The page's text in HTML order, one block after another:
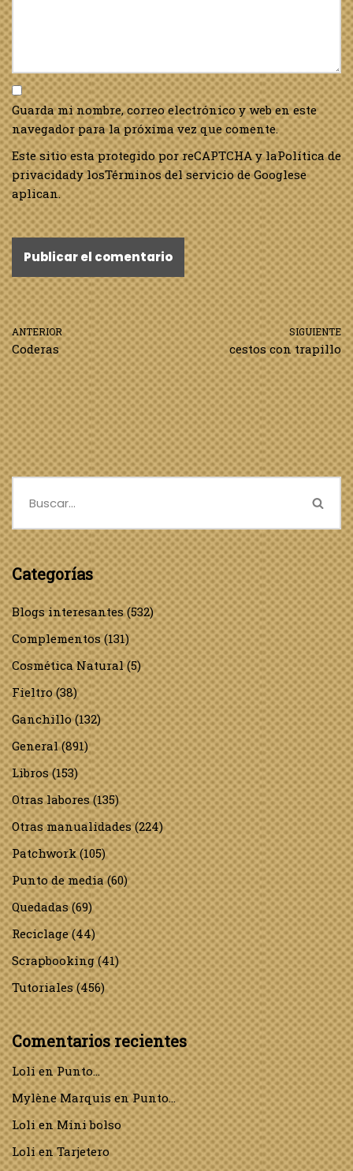
Guarda mi nombre, correo electrónico y web en este
navegador para la próxima vez que comente.
Este sitio esta protegido por reCAPTCHA y laPolítica de
privacidady losTérminos del servicio de Googlese
aplican.
ANTERIOR
Coderas
SIGUIENTE
cestos con trapillo
Categorías
Blogs interesantes(532)
Complementos(131)
Cosmética Natural(5)
Fieltro(38)
Ganchillo(132)
General(891)
Libros(153)
Otras labores(135)
Otras manualidades(224)
Patchwork(105)
Punto de media(60)
Quedadas(69)
Reciclage(44)
Scrapbooking(41)
Tutoriales(456)
Comentarios recientes
LolienPunto…
Mylène MarquisenPunto…
LolienMini bolso
LolienTarjetero